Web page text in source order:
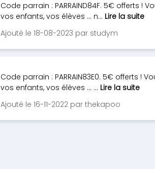
Code parrain : PARRAIND84F. 5€ offerts
vos enfants, vos élèves ... n... Lire la suite
Ajouté le 18-08-2023 par studym
Code parrain : PARRAIN83E0. 5€ offerts
vos enfants, vos élèves ... ... Lire la suite
Ajouté le 16-11-2022 par thekapoo